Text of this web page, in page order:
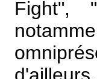
Fight",